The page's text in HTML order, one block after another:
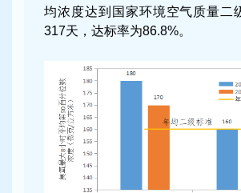
均浓度达到国家环境空气质量二
317天，达标率为86.8%。